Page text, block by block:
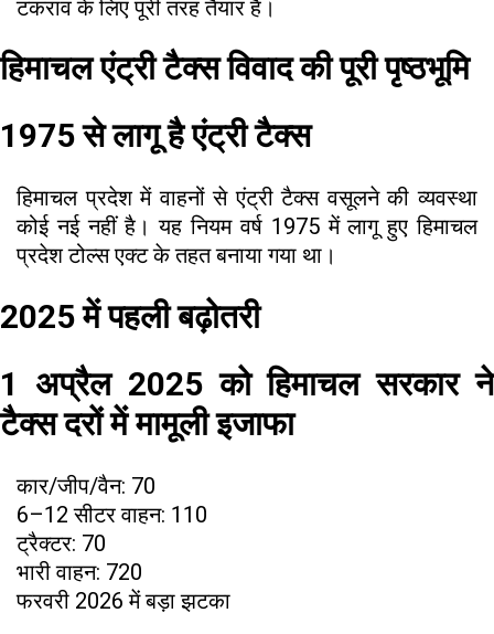
टकराव के लिए पूरी तरह तैयार हैं।
हिमाचल एंट्री टैक्स विवाद की पूरी पृष्ठभूमि
1975 से लागू है एंट्री टैक्स
हिमाचल प्रदेश में वाहनों से एंट्री टैक्स वसूलने की व्यवस्था
कोई नई नहीं है। यह नियम वर्ष 1975 में लागू हुए हिमाचल
प्रदेश टोल्स एक्ट के तहत बनाया गया था।
2025 में पहली बढ़ोतरी
1 अप्रैल 2025 को हिमाचल सरकार ने
टैक्स दरों में मामूली इजाफा
कार/जीप/वैन: ₹70
6–12 सीटर वाहन: ₹110
ट्रैक्टर: ₹70
भारी वाहन: ₹720
फरवरी 2026 में बड़ा झटका